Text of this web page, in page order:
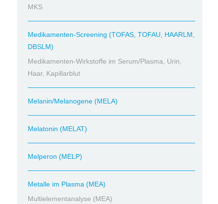
MKS
Medikamenten-Screening (TOFAS, TOFAU, HAARLM,
DBSLM)
Medikamenten-Wirkstoffe im Serum/Plasma, Urin,
Haar, Kapillarblut
Melanin/Melanogene (MELA)
Melatonin (MELAT)
Melperon (MELP)
Metalle im Plasma (MEA)
Multielementanalyse (MEA)